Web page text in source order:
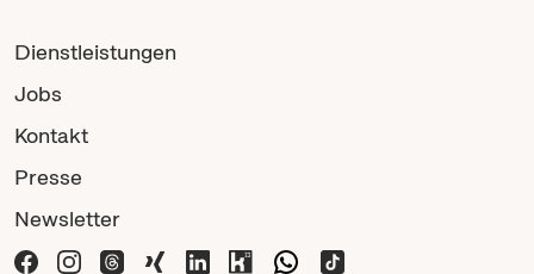
Dienstleistungen
Jobs
Kontakt
Presse
Newsletter